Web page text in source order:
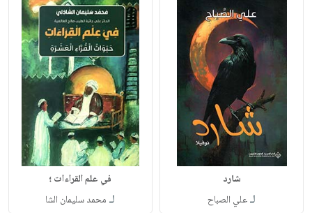
شارد
لـعلي الصباح
في علم القراءات ؛
لـ محمد سليمان الشا